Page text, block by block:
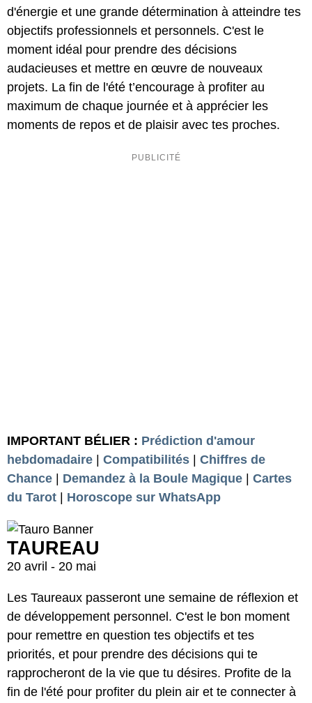
d'énergie et une grande détermination à atteindre tes
objectifs professionnels et personnels. C'est le
moment idéal pour prendre des décisions
audacieuses et mettre en œuvre de nouveaux
projets. La fin de l'été t’encourage à profiter au
maximum de chaque journée et à apprécier les
moments de repos et de plaisir avec tes proches.
IMPORTANT BÉLIER : Prédiction d'amour
hebdomadaire
Compatibilités
Chiffres de
Chance
Demandez à la Boule Magique
Cartes
du Tarot
Horoscope sur WhatsApp
TAUREAU
20 avril - 20 mai
Les Taureaux passeront une semaine de réflexion et
de développement personnel. C'est le bon moment
pour remettre en question tes objectifs et tes
priorités, et pour prendre des décisions qui te
rapprocheront de la vie que tu désires. Profite de la
fin de l'été pour profiter du plein air et te connecter à